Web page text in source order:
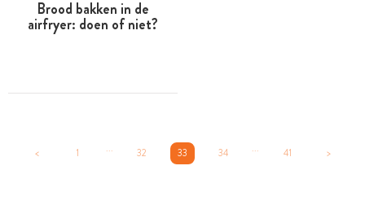
Brood bakken in de
airfryer: doen of niet?
< 1 ... 32 33 34 ... 41 >